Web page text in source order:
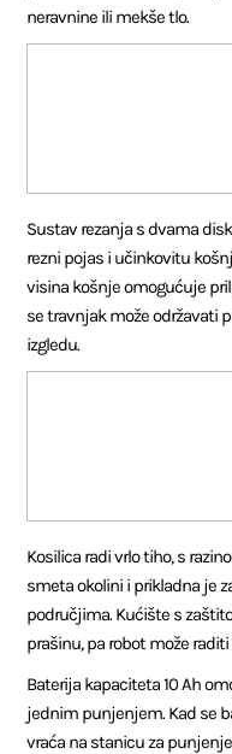
neravnine ili mekše tlo.
Sustav rezanja s dvama
rezni pojas i učinkovitu
visina košnje omogućuje
se travnjak može održavati
izgledu.
Kosilica radi vrlo tiho, s
smeta okolini i prikladna je
područjima. Kućište s
prašinu, pa robot može
Baterija kapaciteta 10 Ah
jednim punjenjem. Kad se
vraća na stanicu za